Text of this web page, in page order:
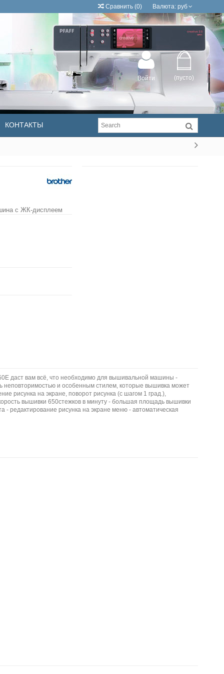
Валюта: руб
Сравнить (0)
(пусто)
Войти
КОНТАКТЫ
с ЖК-дисплеем
даст вам всё, что необходимо для вышивальной машины -
неповторимостью и особенным стилем, которые вышивка может
рисунка на экране, поворот рисунка (с шагом 1 град.),
вышивки 650стежков в минуту - большая площадь вышивки
редактирование рисунка на экране меню - автоматическая